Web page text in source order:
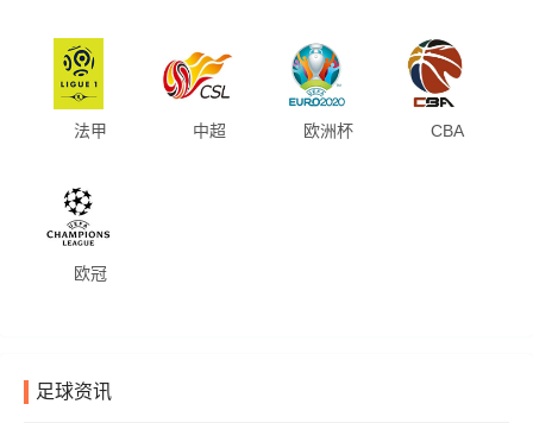
法甲 中超 欧洲杯 CBA
欧冠
足球资讯